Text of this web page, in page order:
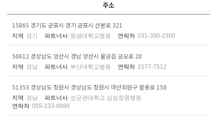
주소
15865 경기도 군포시 경기 군포시 산본로 321
지역 경기 파트너사 원광대학교병원 연락처 031-390-2300
50612 경상남도 양산시 경남 양산시 물금읍 금오로 20
지역 경남 파트너사 부산대학교병원 연락처 1577-7512
51353 경상남도 창원시 경상남도 창원시 마산회원구 팔용로 158
지역 경남 파트너사 성균관대학교 삼성창원병원
연락처 055-233-8899